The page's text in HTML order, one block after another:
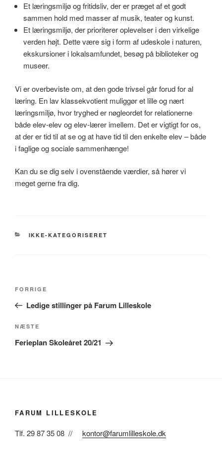
Et læringsmiljø og fritidsliv, der er præget af et godt
sammen hold med masser af musik, teater og kunst.
Et læringsmiljø, der prioriterer oplevelser i den virkelige
verden højt. Dette være sig i form af udeskole i naturen,
ekskursioner i lokalsamfundet, besøg på biblioteker og
museer.
Vi er overbeviste om, at den gode trivsel går forud for al
læring. En lav klassekvotient muliggør et lille og nært
læringsmiljø, hvor tryghed er nøgleordet for relationerne
både elev-elev og elev-lærer imellem. Det er vigtigt for os,
at der er tid til at se og at have tid til den enkelte elev – både
i faglige og sociale sammenhænge!
Kan du se dig selv i ovenstående værdier, så hører vi
meget gerne fra dig.
KATEGORIER
IKKE-KATEGORISERET
Indlægsnavigation
Forrige
indlæg
FORRIGE
Ledige stillinger på Farum Lilleskole
Næste
indlæg
NÆSTE
Ferieplan Skoleåret 20/21
FARUM LILLESKOLE
Tlf. 29 87 35 08 // kontor@farumlilleskole.dk